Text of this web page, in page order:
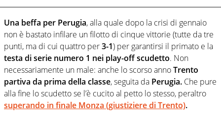
Una beffa per Perugia, alla quale dopo la crisi di gennaio
non è bastato infilare un filotto di cinque vittorie (tutte da tre
punti, ma di cui quattro per3-1) per garantirsi il primato e la
testa di serie numero 1 nei play-off scudetto. Non
necessariamente un male: anche lo scorso annoTrento
partiva da prima della classe, seguita da Perugia. Che pure
alla fine lo scudetto se l’è cucito al petto lo stesso, peraltro
superando in finale Monza (giustiziere di Trento).